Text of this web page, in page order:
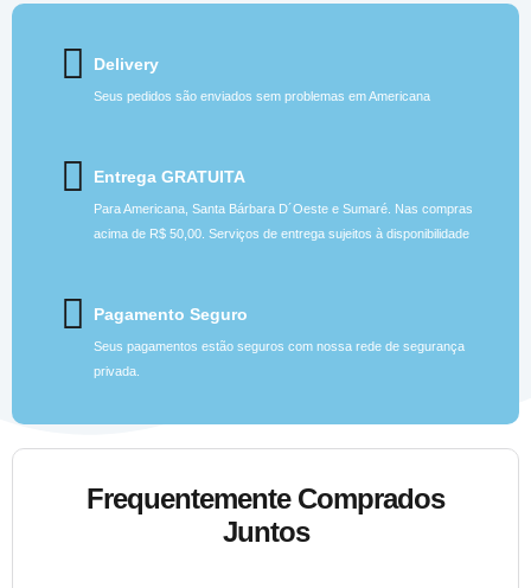
Delivery
Seus pedidos são enviados sem problemas em Americana
Entrega GRATUITA
Para Americana, Santa Bárbara D´Oeste e Sumaré. Nas compras
acima de R$ 50,00. Serviços de entrega sujeitos à disponibilidade
Pagamento Seguro
Seus pagamentos estão seguros com nossa rede de segurança
privada.
Frequentemente Comprados
Juntos